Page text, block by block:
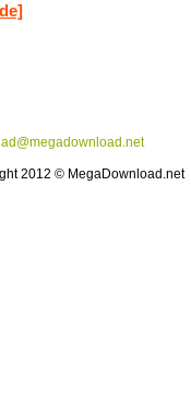
ad@megadownload.net
2012 © MegaDownload.net